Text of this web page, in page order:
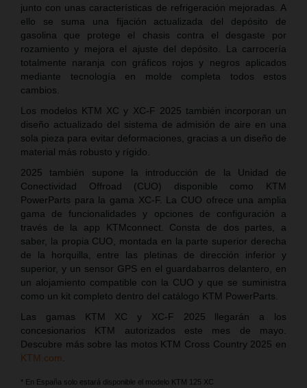
junto con unas características de refrigeración mejoradas. A
ello se suma una fijación actualizada del depósito de
gasolina que protege el chasis contra el desgaste por
rozamiento y mejora el ajuste del depósito. La carrocería
totalmente naranja con gráficos rojos y negros aplicados
mediante tecnología en molde completa todos estos
cambios.
Los modelos KTM XC y XC-F 2025 también incorporan un
diseño actualizado del sistema de admisión de aire en una
sola pieza para evitar deformaciones, gracias a un diseño de
material más robusto y rígido.
2025 también supone la introducción de la Unidad de
Conectividad Offroad (CUO) disponible como KTM
PowerParts para la gama XC-F. La CUO ofrece una amplia
gama de funcionalidades y opciones de configuración a
través de la app KTMconnect. Consta de dos partes, a
saber, la propia CUO, montada en la parte superior derecha
de la horquilla, entre las pletinas de dirección inferior y
superior, y un sensor GPS en el guardabarros delantero, en
un alojamiento compatible con la CUO y que se suministra
como un kit completo dentro del catálogo KTM PowerParts.
Las gamas KTM XC y XC-F 2025 llegarán a los
concesionarios KTM autorizados este mes de mayo.
Descubre más sobre las motos KTM Cross Country 2025 en
KTM.com
* En España solo estará disponible el modelo KTM 125 XC